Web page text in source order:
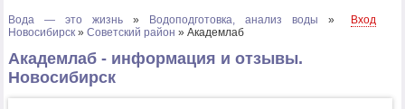
Вода — это жизнь » Водоподготовка, анализ воды »
Новосибирск » Советский район » Академлаб
Вход
Академлаб - информация и отзывы.
Новосибирск